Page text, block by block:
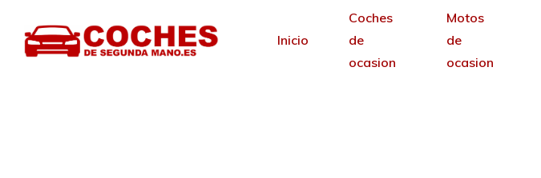
Inicio
Coches
de
ocasion
Motos
de
ocasion